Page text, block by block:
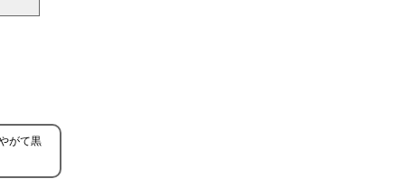
がて黒